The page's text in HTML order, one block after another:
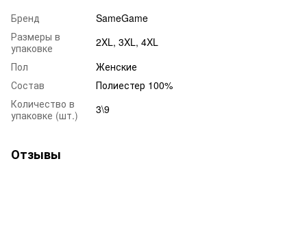
Бренд
SameGame
Размеры в
упаковке
2XL, 3XL, 4XL
Пол
Женские
Состав
Полиестер 100%
Количество в
упаковке (шт.)
3\9
Отзывы